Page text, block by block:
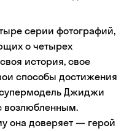
серии фотографий,
о четырех
история, свое
способы достижения
Джиджи
возлюбленным.
она доверяет — герой